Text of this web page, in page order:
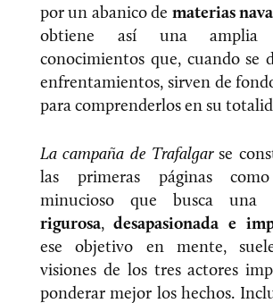
por un abanico de materias
obtiene así una amplia
conocimientos que, cuando se
enfrentamientos, sirven de
para comprenderlos en su
La campaña de Trafalgarse
las primeras páginas
minucioso que busca una
rigurosa,desapasionada e
ese objetivo en mente,
visiones de los tres actores
ponderar mejor los hechos.